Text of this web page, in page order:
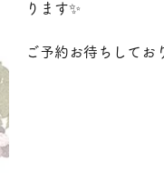
ります✨
ご予約お待ちしてお